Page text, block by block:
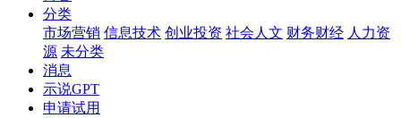
分类
市场营销 信息技术 创业投资 社会人文 财务财经 人力资
源 未分类
消息
示说GPT
申请试用